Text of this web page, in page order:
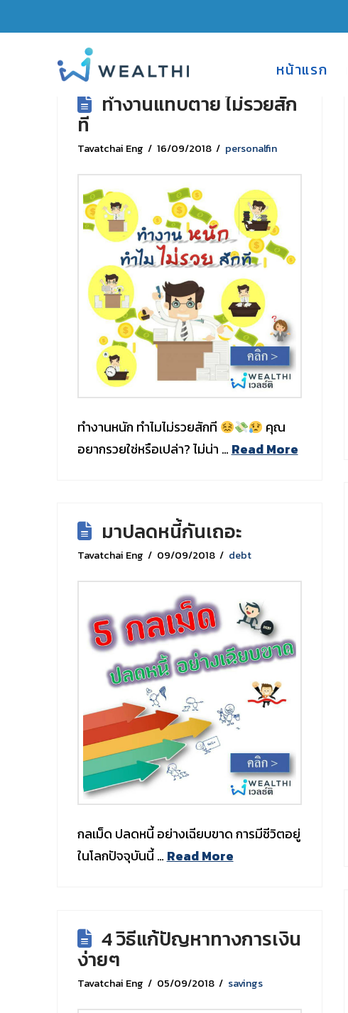
หน้าแรก
ทำงานแทบตาย ไม่รวยสัก
ที
Tavatchai Eng 16/09/2018 personalfin
ทำงานหนัก ทำไมไม่รวยสักที
คุณ
อยากรวยใช่หรือเปล่า? ไม่น่า …Read More
มาปลดหนี้กันเถอะ
Tavatchai Eng 09/09/2018 debt
กลเม็ด ปลดหนี้ อย่างเฉียบขาด การมีชีวิตอยู่
ในโลกปัจจุบันนี้ …Read More
4 วิธีแก้ปัญหาทางการเงิน
ง่ายๆ
Tavatchai Eng 05/09/2018 savings